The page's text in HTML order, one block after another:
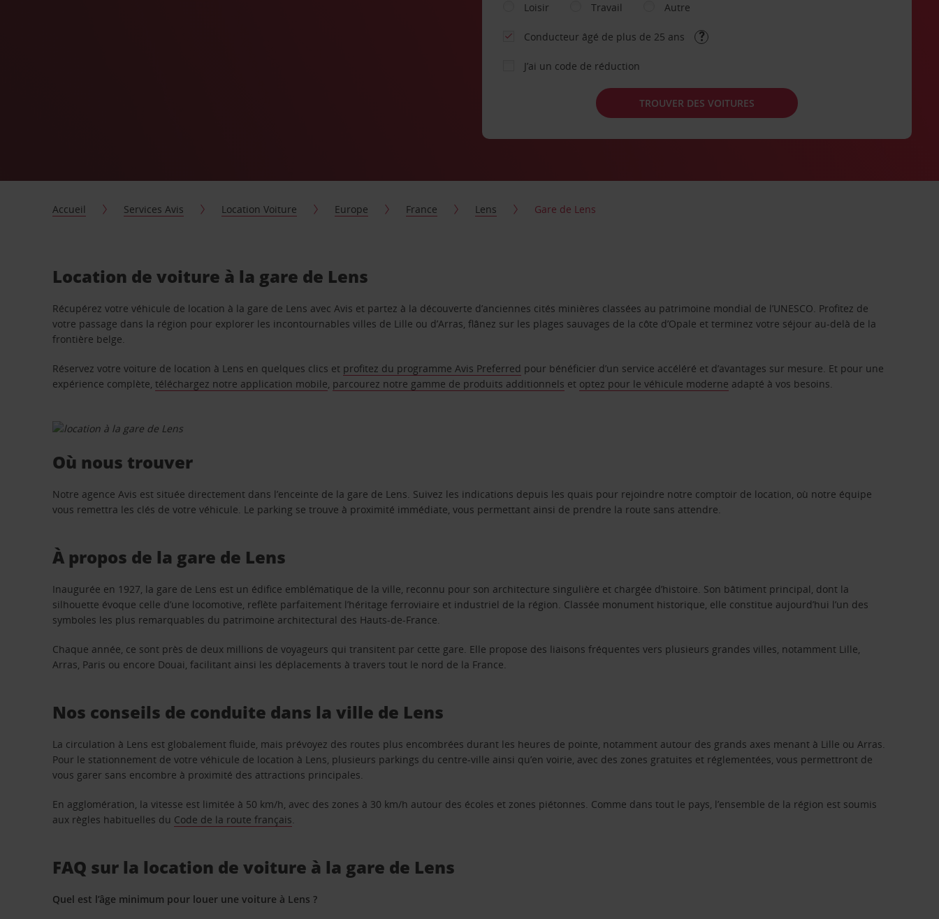
Loisir
Travail Autre
Conducteur âgé de plus de 25 ans
J’ai un code de réduction
TROUVER DES VOITURES
Accueil Services Avis Location Voiture Europe France Lens Gare de Lens
Location de voiture à la gare de Lens
Récupérez votre véhicule de location à la gare de Lens avec Avis et partez à la découverte d’anciennes cités minières classées au patrimoine mondial de l’UNESCO. Profitez de
votre passage dans la région pour explorer les incontournables villes de Lille ou d’Arras, flânez sur les plages sauvages de la côte d’Opale et terminez votre séjour au-delà de la
frontière belge.
Réservez votre voiture de location à Lens en quelques clics et profitez du programme Avis Preferred pour bénéficier d’un service accéléré et d’avantages sur mesure. Et pour une
expérience complète,téléchargez notre application mobile, parcourez notre gamme de produits additionnels et optez pour le véhicule moderne adapté à vos besoins.
Où nous trouver
Notre agence Avis est située directement dans l’enceinte de la gare de Lens. Suivez les indications depuis les quais pour rejoindre notre comptoir de location, où notre équipe
vous remettra les clés de votre véhicule. Le parking se trouve à proximité immédiate, vous permettant ainsi de prendre la route sans attendre.
À propos de la gare de Lens
Inaugurée en 1927, la gare de Lens est un édifice emblématique de la ville, reconnu pour son architecture singulière et chargée d’histoire. Son bâtiment principal, dont la
silhouette évoque celle d’une locomotive, reflète parfaitement l’héritage ferroviaire et industriel de la région. Classée monument historique, elle constitue aujourd’hui l’un des
symboles les plus remarquables du patrimoine architectural des Hauts-de-France.
Chaque année, ce sont près de deux millions de voyageurs qui transitent par cette gare. Elle propose des liaisons fréquentes vers plusieurs grandes villes, notamment Lille,
Arras, Paris ou encore Douai, facilitant ainsi les déplacements à travers tout le nord de la France.
Nos conseils de conduite dans la ville de Lens
La circulation à Lens est globalement fluide, mais prévoyez des routes plus encombrées durant les heures de pointe, notamment autour des grands axes menant à Lille ou Arras.
Pour le stationnement de votre véhicule de location à Lens, plusieurs parkings du centre-ville ainsi qu’en voirie, avec des zones gratuites et réglementées, vous permettront de
vous garer sans encombre à proximité des attractions principales.
En agglomération, la vitesse est limitée à 50 km/h, avec des zones à 30 km/h autour des écoles et zones piétonnes. Comme dans tout le pays, l’ensemble de la région est soumis
aux règles habituelles du Code de la route français.
FAQ sur la location de voiture à la gare de Lens
Quel est l’âge minimum pour louer une voiture à Lens ?